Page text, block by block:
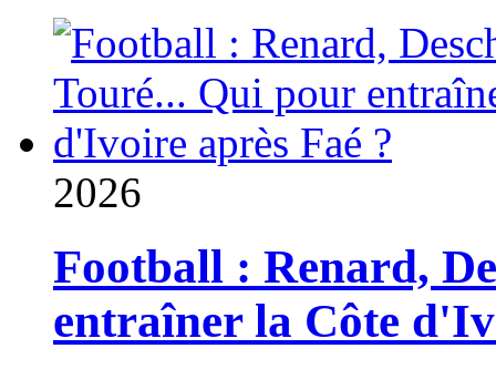
2026
Football : Renard,
entraîner la Côte